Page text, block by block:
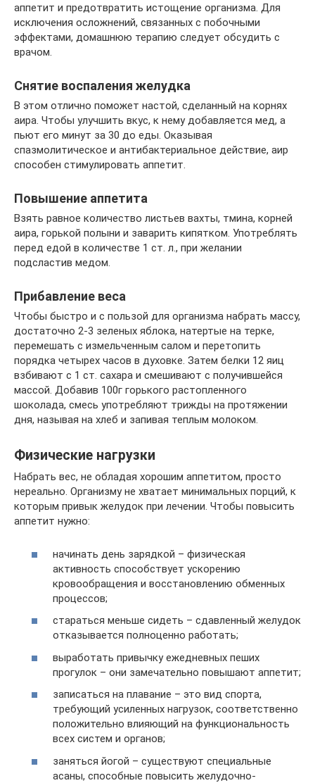
аппетит и предотвратить истощение организма. Для
исключения осложнений, связанных с побочными
эффектами, домашнюю терапию следует обсудить с
врачом.
Снятие воспаления желудка
В этом отлично поможет настой, сделанный на корнях
аира. Чтобы улучшить вкус, к нему добавляется мед, а
пьют его минут за 30 до еды. Оказывая
спазмолитическое и антибактериальное действие, аир
способен стимулировать аппетит.
Повышение аппетита
Взять равное количество листьев вахты, тмина, корней
аира, горькой полыни и заварить кипятком. Употреблять
перед едой в количестве 1 ст. л., при желании
подсластив медом.
Прибавление веса
Чтобы быстро и с пользой для организма набрать массу,
достаточно 2-3 зеленых яблока, натертые на терке,
перемешать с измельченным салом и перетопить
порядка четырех часов в духовке. Затем белки 12 яиц
взбивают с 1 ст. сахара и смешивают с получившейся
массой. Добавив 100г горького растопленного
шоколада, смесь употребляют трижды на протяжении
дня, называя на хлеб и запивая теплым молоком.
Физические нагрузки
Набрать вес, не обладая хорошим аппетитом, просто
нереально. Организму не хватает минимальных порций, к
которым привык желудок при лечении. Чтобы повысить
аппетит нужно:
начинать день зарядкой – физическая
активность способствует ускорению
кровообращения и восстановлению обменных
процессов;
стараться меньше сидеть – сдавленный желудок
отказывается полноценно работать;
выработать привычку ежедневных пеших
прогулок – они замечательно повышают аппетит;
записаться на плавание – это вид спорта,
требующий усиленных нагрузок, соответственно
положительно влияющий на функциональность
всех систем и органов;
заняться йогой – существуют специальные
асаны, способные повысить желудочно-